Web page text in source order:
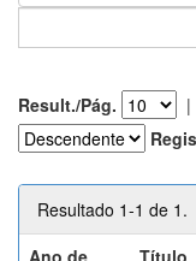
Result./Pág. |
Resultado 1-1 de 1.
Ano de
Título